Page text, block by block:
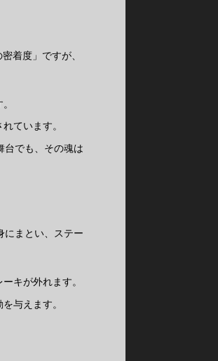
着度」ですが、
ています。
台でも、その魂は
にまとい、ステー
キが外れます。
与えます。